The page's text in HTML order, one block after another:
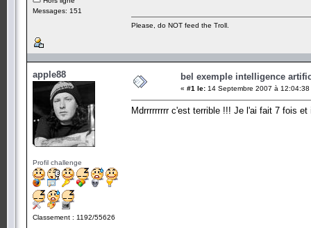
Messages: 151
Please, do NOT feed the Troll.
apple88
Profil challenge
Classement : 1192/55626
bel exemple intelligence
« #1 le: 14 Septembre 2007 à 12:04:38
Mdrrrrrrrrr c'est terrible !!! Je l'ai fait 7 fois